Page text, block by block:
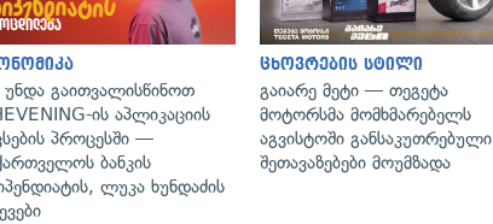
გაითვალისწინოთ
ის აპლიკაციის
პროცესში —
ბანკის
ლუკა ხუნდაძის
ცხოვრების სტილი
გაიარე მეტი — თეგეტა
მოტორსმა მომხმარებელს
აგვისტოში განსაკუთრებული
შეთავაზებები მოუმზადა